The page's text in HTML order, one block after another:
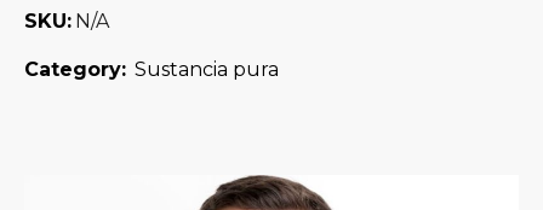
SKU: N/A
Category: Sustancia pura